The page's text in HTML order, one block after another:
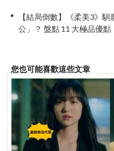
【結局倒數】《柔美3》
公」？ 盤點 11 大極品優點
您也可能喜歡這些文章